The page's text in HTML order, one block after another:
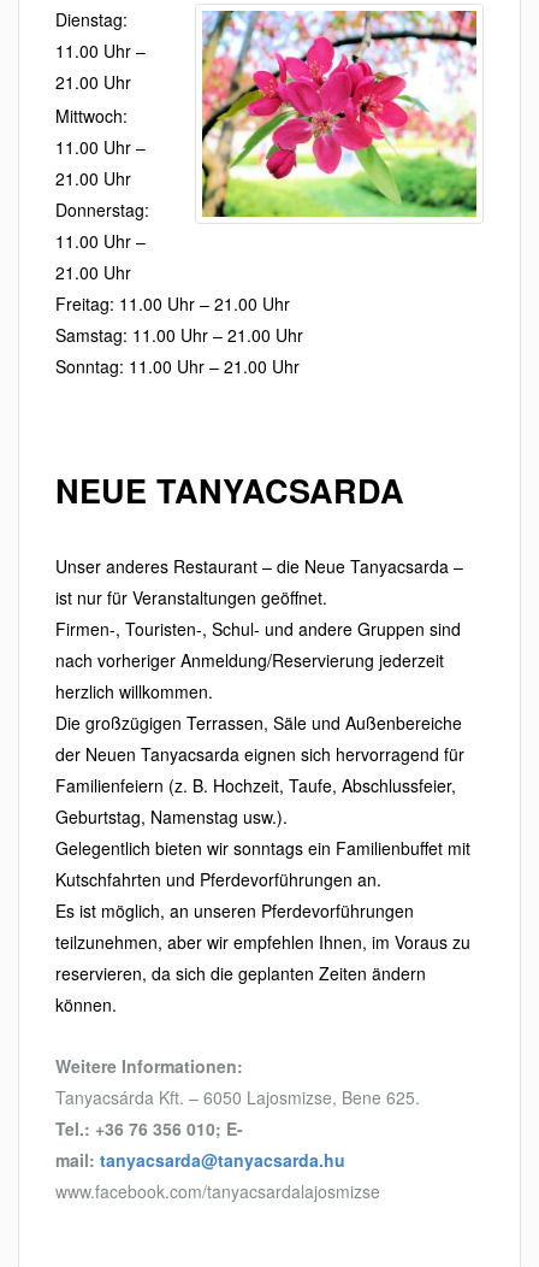
Dienstag:
11.00 Uhr –
21.00 Uhr
Mittwoch:
11.00 Uhr –
21.00 Uhr
Donnerstag:
11.00 Uhr –
21.00 Uhr
Freitag: 11.00 Uhr – 21.00 Uhr
Samstag: 11.00 Uhr – 21.00 Uhr
Sonntag: 11.00 Uhr – 21.00 Uhr
NEUE TANYACSARDA
Unser anderes Restaurant – die Neue Tanyacsarda –
ist nur für Veranstaltungen geöffnet.
Firmen-, Touristen-, Schul- und andere Gruppen sind
nach vorheriger Anmeldung/Reservierung jederzeit
herzlich willkommen.
Die großzügigen Terrassen, Säle und Außenbereiche
der Neuen Tanyacsarda eignen sich hervorragend für
Familienfeiern (z. B. Hochzeit, Taufe, Abschlussfeier,
Geburtstag, Namenstag usw.).
Gelegentlich bieten wir sonntags ein Familienbuffet mit
Kutschfahrten und Pferdevorführungen an.
Es ist möglich, an unseren Pferdevorführungen
teilzunehmen, aber wir empfehlen Ihnen, im Voraus zu
reservieren, da sich die geplanten Zeiten ändern
können.
Weitere Informationen:
Tanyacsárda Kft. – 6050 Lajosmizse, Bene 625.
Tel.: +36 76 356 010; E-
mail: tanyacsarda@tanyacsarda.hu
www.facebook.com/tanyacsardalajosmizse